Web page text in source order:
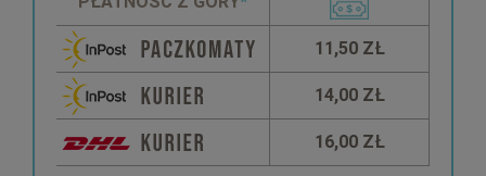
11,50 ZŁ
14,00 ZŁ
16,00 ZŁ